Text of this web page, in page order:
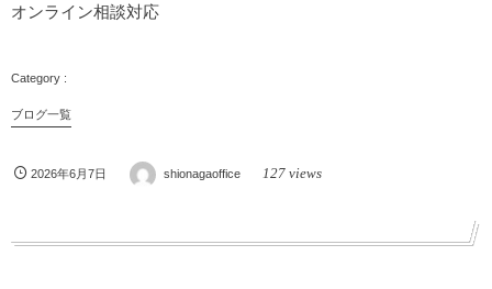
オンライン相談対応
ブログ一覧
2026年6月7日 shionagaoffice 127 views